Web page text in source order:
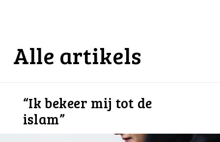
Alle artikels
“Ik bekeer mij tot de
islam”